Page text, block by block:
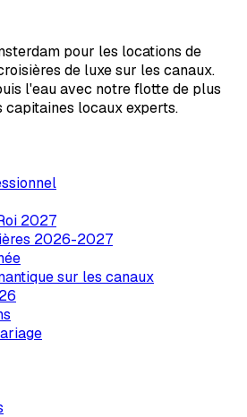
pour les locations de
de luxe sur les canaux.
l'eau avec notre flotte de plus
locaux experts.
2027
2026-2027
sur les canaux